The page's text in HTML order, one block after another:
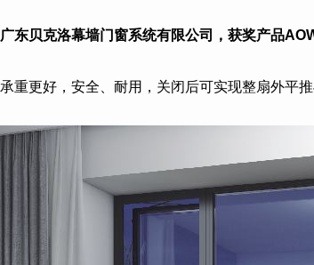
广东贝克洛幕墙门窗系统有限公司 ，获奖产品
承重更好，安全、耐用，关闭后可实现整扇外平